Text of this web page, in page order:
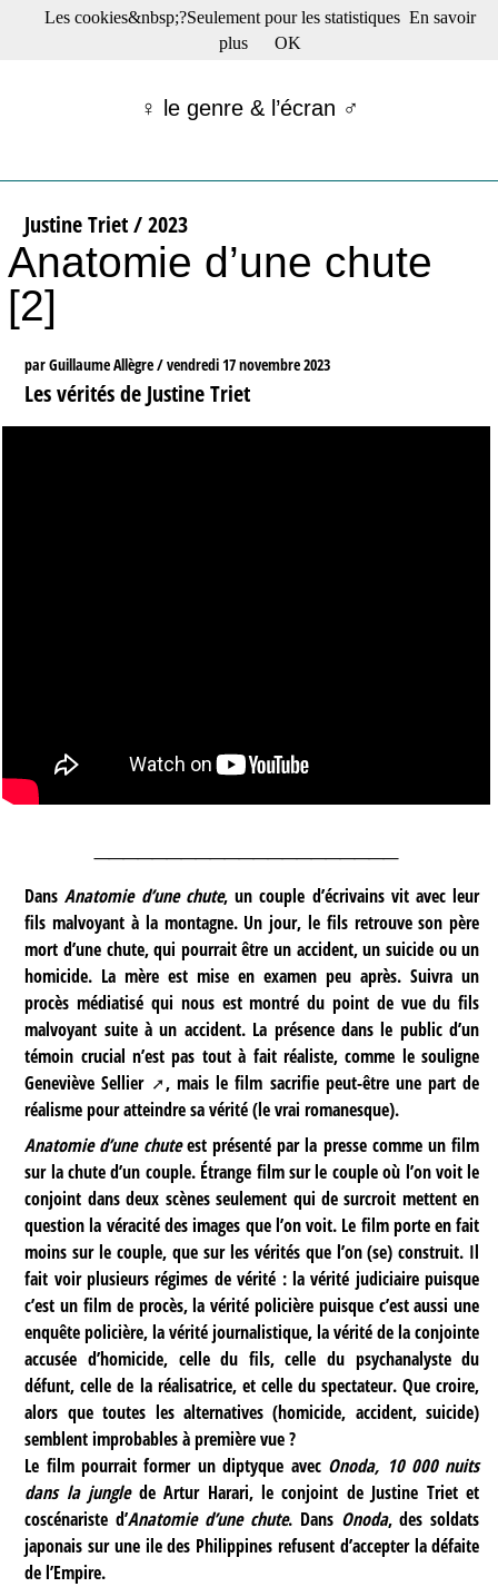
☰ Menu
Films récents
Tribunes
Bloc-notes
Archives
Actu : "La Nouvelle Vague"
S’abonner à la Lettre !
♀ le genre & l’écran ♂
Justine Triet / 2023
Anatomie d’une chute
[2]
par Guillaume Allègre /vendredi 17 novembre 2023
Les vérités de Justine Triet
DansAnatomie d’une chute, un couple d’écrivains vit avec leur
fils malvoyant à la montagne. Un jour, le fils retrouve son père
mort d’une chute, qui pourrait être un accident, un suicide ou un
homicide. La mère est mise en examen peu après. Suivra un
procès médiatisé qui nous est montré du point de vue du fils
malvoyant suite à un accident. La présence dans le public d’un
témoin crucial n’est pas tout à fait réaliste, comme le souligne
Geneviève Sellier
, mais le film sacrifie peut-être une part de
réalisme pour atteindre sa vérité (le vrai romanesque).
Anatomie d’une chuteest présenté par la presse comme un film
sur la chute d’un couple. Étrange film sur le couple où l’on voit le
conjoint dans deux scènes seulement qui de surcroit mettent en
question la véracité des images que l’on voit. Le film porte en fait
moins sur le couple, que sur les vérités que l’on (se) construit. Il
fait voir plusieurs régimes de vérité : la vérité judiciaire puisque
c’est un film de procès, la vérité policière puisque c’est aussi une
enquête policière, la vérité journalistique, la vérité de la conjointe
accusée d’homicide, celle du fils, celle du psychanalyste du
défunt, celle de la réalisatrice, et celle du spectateur. Que croire,
alors que toutes les alternatives (homicide, accident, suicide)
semblent improbables à première vue ?
Le film pourrait former un diptyque avec Onoda, 10 000 nuits
dans la junglede Artur Harari, le conjoint de Justine Triet et
coscénariste d’Anatomie d’une chute. Dans Onoda, des soldats
japonais sur une ile des Philippines refusent d’accepter la défaite
de l’Empire.
Les cookies&nbsp;?Seulement pour les statistiques En savoir
plus
OK